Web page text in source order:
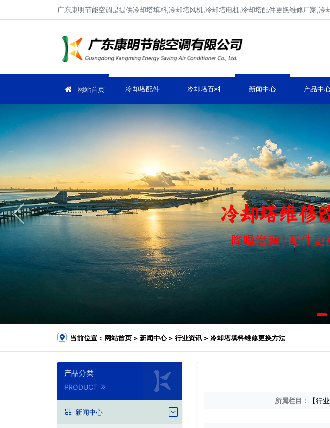
广东康明节能空调是提供冷却塔填料,冷却塔风机,冷却塔电机,冷却塔配件更换维修厂家,冷
网站首页 冷却塔配件 冷却塔百科 新闻中心 产品中
当前位置： 网站首页 > 新闻中心> 行业资讯 > 冷却塔填料维修更换方法
产品分类
PRODUCT
新闻中心
所属栏目： 【行